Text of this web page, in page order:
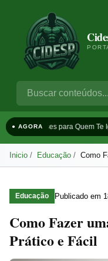
● AGORAFrases para Quem Te
Inicio Educação Como
Educação Publicado em
Como Fazer
Prático e Fácil